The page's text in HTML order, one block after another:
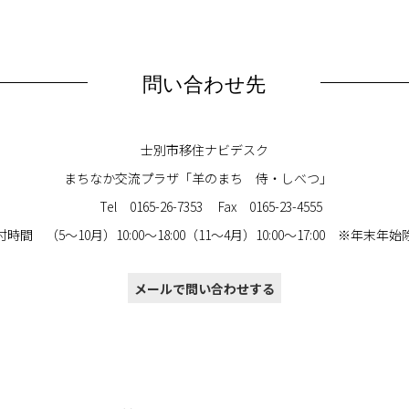
問い合わせ先
士別市移住ナビデスク
まちなか交流プラザ「羊のまち 侍・しべつ」
Tel 0165-26-7353 Fax 0165-23-4555
時間 （5～10月）10:00～18:00（11～4月）10:00～17:00 ※年末年始
メールで問い合わせする